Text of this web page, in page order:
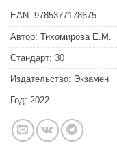
EAN: 9785377178675
Автор: Тихомирова Е.М.
Стандарт: 30
Издательство: Экзамен
Год: 2022